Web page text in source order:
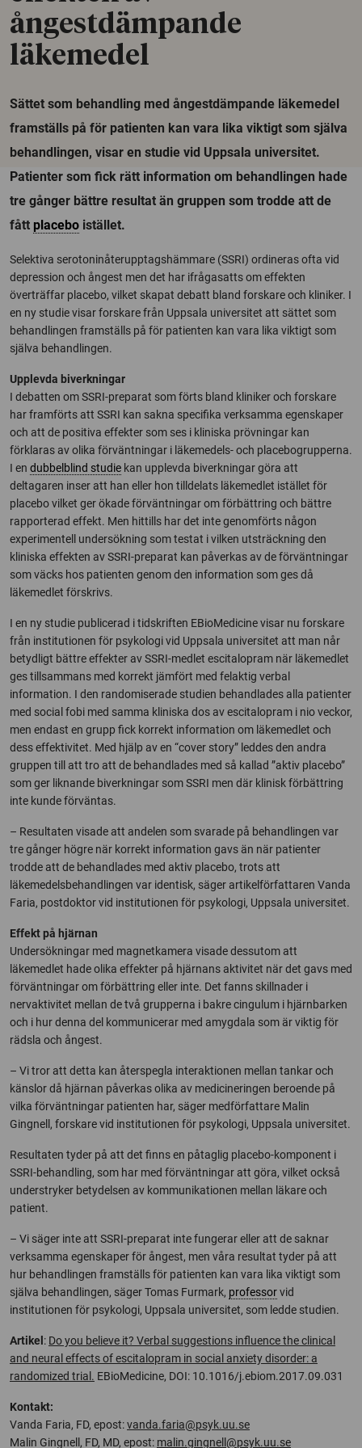
ångestdämpande
läkemedel
Sättet som behandling med ångestdämpande läkemedel
framställs på för patienten kan vara lika viktigt som själva
behandlingen, visar en studie vid Uppsala universitet.
Patienter som fick rätt information om behandlingen hade
tre gånger bättre resultat än gruppen som trodde att de
fått placebo istället.
Selektiva serotoninåterupptagshämmare (SSRI) ordineras ofta vid
depression och ångest men det har ifrågasatts om effekten
överträffar placebo, vilket skapat debatt bland forskare och kliniker. I
en ny studie visar forskare från Uppsala universitet att sättet som
behandlingen framställs på för patienten kan vara lika viktigt som
själva behandlingen.
Upplevda biverkningar
I debatten om SSRI-preparat som förts bland kliniker och forskare
har framförts att SSRI kan sakna specifika verksamma egenskaper
och att de positiva effekter som ses i kliniska prövningar kan
förklaras av olika förväntningar i läkemedels- och placebogrupperna.
I en dubbelblind studie kan upplevda biverkningar göra att
deltagaren inser att han eller hon tilldelats läkemedlet istället för
placebo vilket ger ökade förväntningar om förbättring och bättre
rapporterad effekt. Men hittills har det inte genomförts någon
experimentell undersökning som testat i vilken utsträckning den
kliniska effekten av SSRI-preparat kan påverkas av de förväntningar
som väcks hos patienten genom den information som ges då
läkemedlet förskrivs.
I en ny studie publicerad i tidskriften EBioMedicine visar nu forskare
från institutionen för psykologi vid Uppsala universitet att man når
betydligt bättre effekter av SSRI-medlet escitalopram när läkemedlet
ges tillsammans med korrekt jämfört med felaktig verbal
information. I den randomiserade studien behandlades alla patienter
med social fobi med samma kliniska dos av escitalopram i nio veckor,
men endast en grupp fick korrekt information om läkemedlet och
dess effektivitet. Med hjälp av en “cover story” leddes den andra
gruppen till att tro att de behandlades med så kallad ”aktiv placebo”
som ger liknande biverkningar som SSRI men där klinisk förbättring
inte kunde förväntas.
– Resultaten visade att andelen som svarade på behandlingen var
tre gånger högre när korrekt information gavs än när patienter
trodde att de behandlades med aktiv placebo, trots att
läkemedelsbehandlingen var identisk, säger artikelförfattaren Vanda
Faria, postdoktor vid institutionen för psykologi, Uppsala universitet.
Effekt på hjärnan
Undersökningar med magnetkamera visade dessutom att
läkemedlet hade olika effekter på hjärnans aktivitet när det gavs med
förväntningar om förbättring eller inte. Det fanns skillnader i
nervaktivitet mellan de två grupperna i bakre cingulum i hjärnbarken
och i hur denna del kommunicerar med amygdala som är viktig för
rädsla och ångest.
– Vi tror att detta kan återspegla interaktionen mellan tankar och
känslor då hjärnan påverkas olika av medicineringen beroende på
vilka förväntningar patienten har, säger medförfattare Malin
Gingnell, forskare vid institutionen för psykologi, Uppsala universitet.
Resultaten tyder på att det finns en påtaglig placebo-komponent i
SSRI-behandling, som har med förväntningar att göra, vilket också
understryker betydelsen av kommunikationen mellan läkare och
patient.
– Vi säger inte att SSRI-preparat inte fungerar eller att de saknar
verksamma egenskaper för ångest, men våra resultat tyder på att
hur behandlingen framställs för patienten kan vara lika viktigt som
själva behandlingen, säger Tomas Furmark, professorvid
institutionen för psykologi, Uppsala universitet, som ledde studien.
Artikel : Do you believe it? Verbal suggestions influence the clinical
and neural effects of escitalopram in social anxiety disorder: a
randomized trial. EBioMedicine, DOI: 10.1016/j.ebiom.2017.09.031
Kontakt:
Vanda Faria, FD, epost:vanda.faria@psyk.uu.se
Malin Gingnell, FD, MD, epost: malin.gingnell@psyk.uu.se